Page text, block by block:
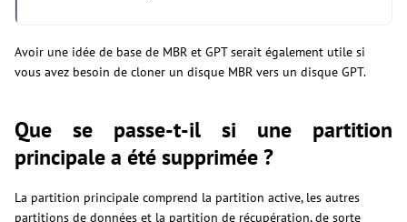
Avoir une idée de base de MBR et GPT serait également utile si
vous avez besoin de cloner un disque MBR vers un disque GPT.
Que se passe-t-il si une partition
principale a été supprimée ?
La partition principale comprend la partition active, les autres
partitions de données et la partition de récupération, de sorte